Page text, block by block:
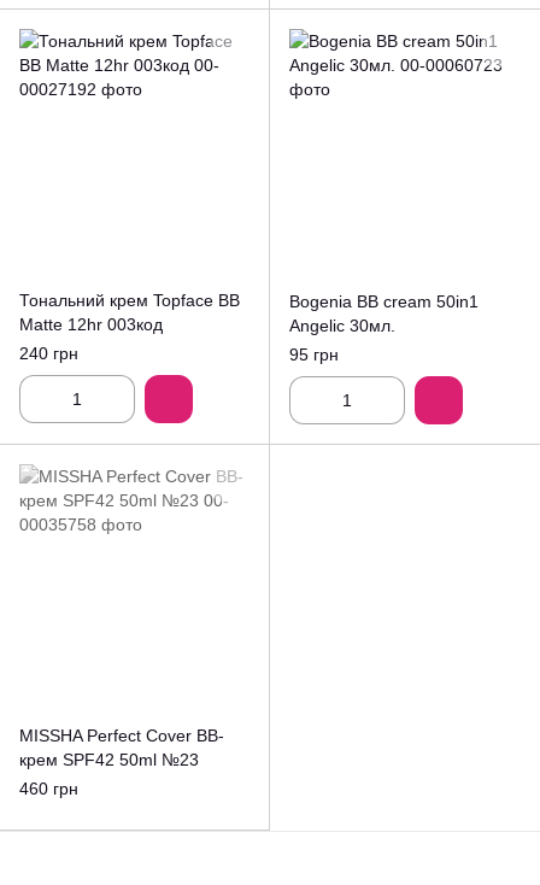
Тональний крем Topface BB
Matte 12hr 003код
240 грн
Bogenia BB cream 50in1
Angelic 30мл.
95 грн
MISSHA Perfect Cover ВВ-
крем SPF42 50ml №23
460 грн